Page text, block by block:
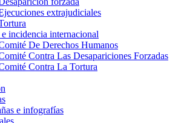
extrajudiciales
incidencia internacional
De Derechos Humanos​
Contra Las Desapariciones Forzadas
Contra La Tortura​
e infografías